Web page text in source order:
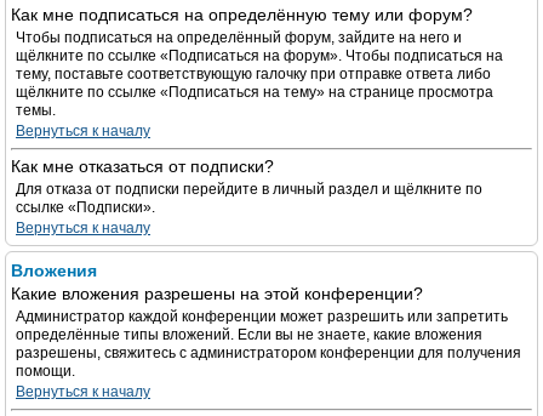
Как мне подписаться на определённую тему или форум?
Чтобы подписаться на определённый форум, зайдите на него и
щёлкните по ссылке «Подписаться на форум». Чтобы подписаться на
тему, поставьте соответствующую галочку при отправке ответа либо
щёлкните по ссылке «Подписаться на тему» на странице просмотра
темы.
Вернуться к началу
Как мне отказаться от подписки?
Для отказа от подписки перейдите в личный раздел и щёлкните по
ссылке «Подписки».
Вернуться к началу
Вложения
Какие вложения разрешены на этой конференции?
Администратор каждой конференции может разрешить или запретить
определённые типы вложений. Если вы не знаете, какие вложения
разрешены, свяжитесь с администратором конференции для получения
помощи.
Вернуться к началу